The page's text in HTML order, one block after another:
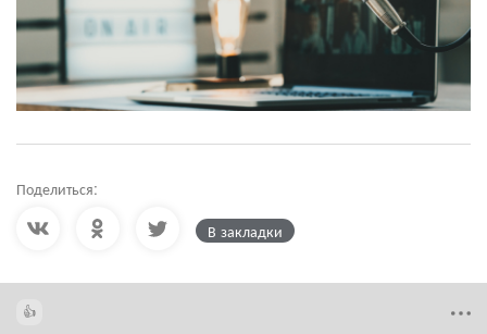
Поделиться:
В закладки